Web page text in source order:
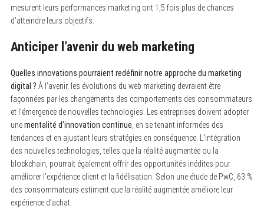
mesurent leurs performances marketing ont 1,5 fois plus de chances
d’atteindre leurs objectifs.
Anticiper l’avenir du web marketing
Quelles innovations pourraient redéfinir notre approche du marketing
digital ? À l’avenir, les évolutions du web marketing devraient être
façonnées par les changements des comportements des consommateurs
et l’émergence de nouvelles technologies. Les entreprises doivent adopter
unementalité d’innovation continue , en se tenant informées des
tendances et en ajustant leurs stratégies en conséquence. L’intégration
des nouvelles technologies, telles que la réalité augmentée ou la
blockchain, pourrait également offrir des opportunités inédites pour
améliorer l’expérience client et la fidélisation. Selon une étude de PwC, 63 %
des consommateurs estiment que la réalité augmentée améliore leur
expérience d’achat.